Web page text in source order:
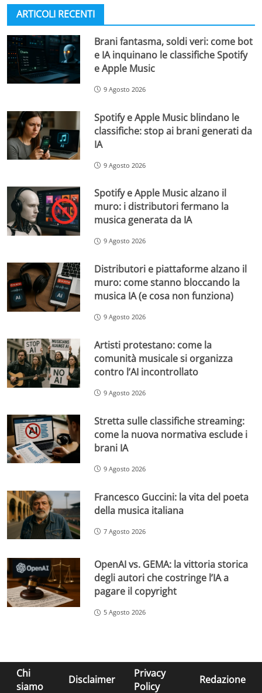
ARTICOLI RECENTI
Brani fantasma, soldi veri: come bot
e IA inquinano le classifiche Spotify
e Apple Music
9 Agosto 2026
Spotify e Apple Music blindano le
classifiche: stop ai brani generati da
IA
9 Agosto 2026
Spotify e Apple Music alzano il
muro: i distributori fermano la
musica generata da IA
9 Agosto 2026
Distributori e piattaforme alzano il
muro: come stanno bloccando la
musica IA (e cosa non funziona)
9 Agosto 2026
Artisti protestano: come la
comunità musicale si organizza
contro l’AI incontrollato
9 Agosto 2026
Stretta sulle classifiche streaming:
come la nuova normativa esclude i
brani IA
9 Agosto 2026
Francesco Guccini: la vita del poeta
della musica italiana
7 Agosto 2026
OpenAI vs. GEMA: la vittoria storica
degli autori che costringe l’IA a
pagare il copyright
5 Agosto 2026
Chi
siamo
Disclaimer
Privacy
Policy
Redazione